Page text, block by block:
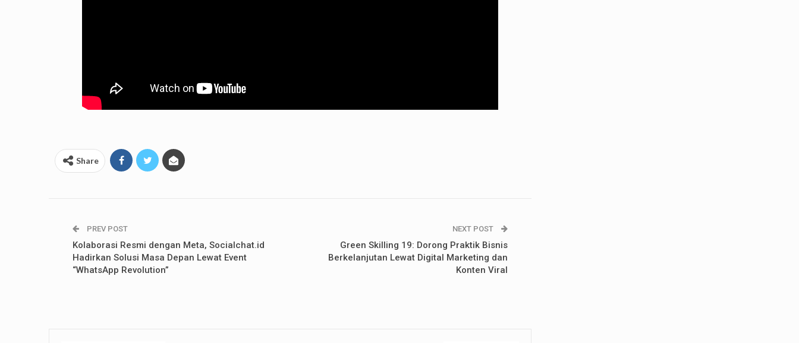
Share
PREV POST
Kolaborasi Resmi dengan Meta, Socialchat.id
Hadirkan Solusi Masa Depan Lewat Event
“WhatsApp Revolution”
NEXT POST
Green Skilling 19: Dorong Praktik Bisnis
Berkelanjutan Lewat Digital Marketing dan
Konten Viral